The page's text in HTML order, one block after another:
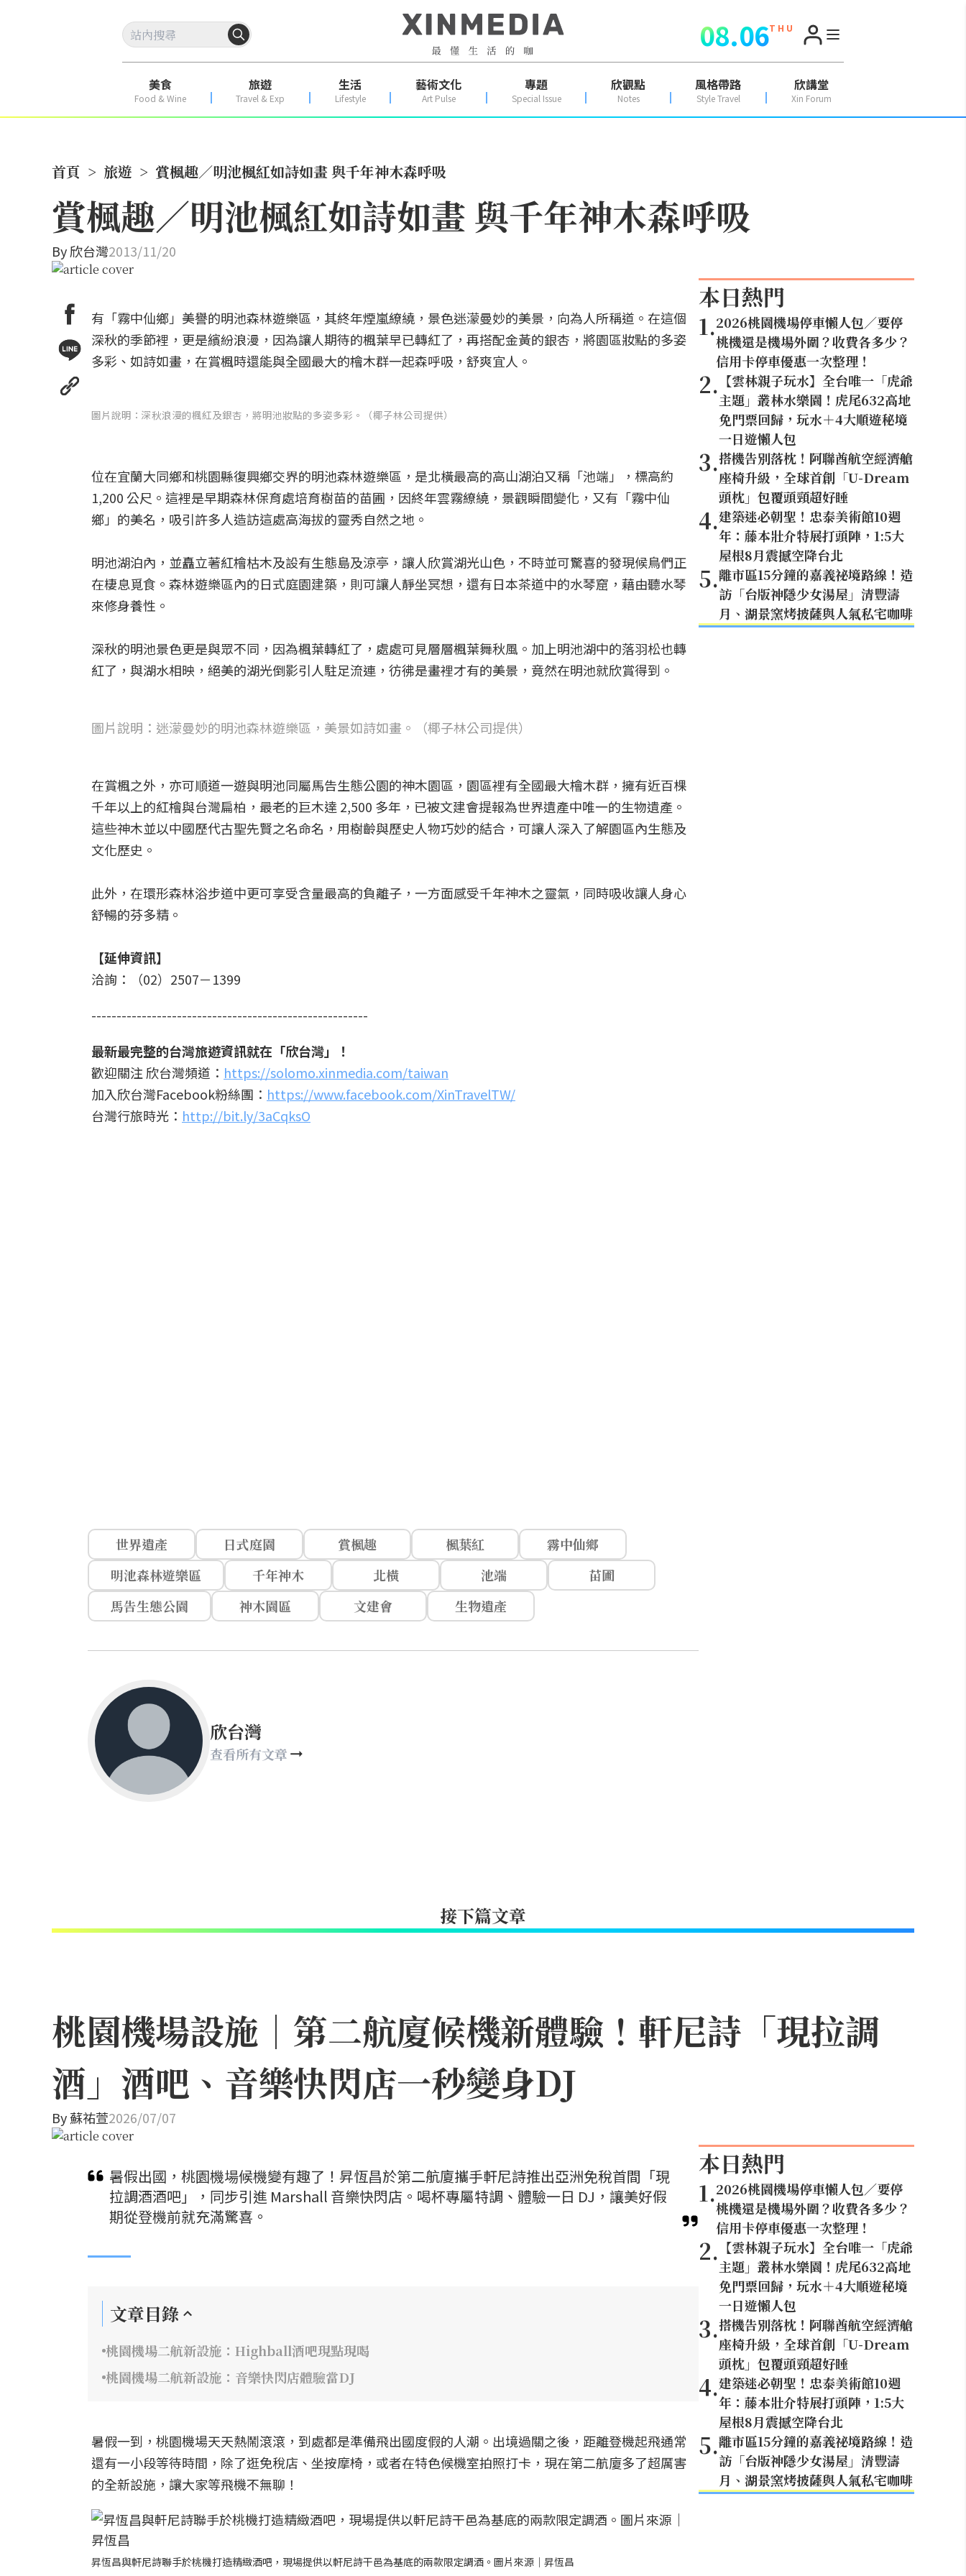
08.06T H U
美食
Food & Wine
旅遊
Travel & Exp
生活
Lifestyle
藝術文化
Art Pulse
專題
Special Issue
欣觀點
Notes
風格帶路
Style Travel
欣講堂
Xin Forum
首頁 > 旅遊 > 賞楓趣／明池楓紅如詩如畫 與千年神木森呼吸
賞楓趣／明池楓紅如詩如畫 與千年神木森呼吸
By欣台灣2013/11/20
有「霧中仙鄉」美譽的明池森林遊樂區，其終年煙嵐繚繞，景色迷濛曼妙的美景，向為人所稱道。在這個
深秋的季節裡，更是繽紛浪漫，因為讓人期待的楓葉早已轉紅了，再搭配金黃的銀杏，將園區妝點的多姿
多彩、如詩如畫，在賞楓時還能與全國最大的檜木群一起森呼吸，舒爽宜人。
圖片說明：深秋浪漫的楓紅及銀杏，將明池妝點的多姿多彩。（椰子林公司提供）
位在宜蘭大同鄉和桃園縣復興鄉交界的明池森林遊樂區，是北橫最高的高山湖泊又稱「池端」，標高約
1,200 公尺。這裡是早期森林保育處培育樹苗的苗圃，因終年雲霧繚繞，景觀瞬間變化，又有「霧中仙
鄉」的美名，吸引許多人造訪這處高海拔的靈秀自然之地。
明池湖泊內，並矗立著紅檜枯木及設有生態島及涼亭，讓人欣賞湖光山色，不時並可驚喜的發現候鳥們正
在棲息覓食。森林遊樂區內的日式庭園建築，則可讓人靜坐冥想，還有日本茶道中的水琴窟，藉由聽水琴
來修身養性。
深秋的明池景色更是與眾不同，因為楓葉轉紅了，處處可見層層楓葉舞秋風。加上明池湖中的落羽松也轉
紅了，與湖水相映，絕美的湖光倒影引人駐足流連，彷彿是畫裡才有的美景，竟然在明池就欣賞得到。
圖片說明：迷濛曼妙的明池森林遊樂區，美景如詩如畫。（椰子林公司提供）
在賞楓之外，亦可順道一遊與明池同屬馬告生態公園的神木園區，園區裡有全國最大檜木群，擁有近百棵
千年以上的紅檜與台灣扁柏，最老的巨木達 2,500 多年，已被文建會提報為世界遺產中唯一的生物遺產。
這些神木並以中國歷代古聖先賢之名命名，用樹齡與歷史人物巧妙的結合，可讓人深入了解園區內生態及
文化歷史。
此外，在環形森林浴步道中更可享受含量最高的負離子，一方面感受千年神木之靈氣，同時吸收讓人身心
舒暢的芬多精。
【延伸資訊】
洽詢：（02）2507－1399
-------------------------------------------------------
最新最完整的台灣旅遊資訊就在「欣台灣」！
歡迎關注 欣台灣頻道： https://solomo.xinmedia.com/taiwan
加入欣台灣Facebook粉絲團： https://www.facebook.com/XinTravelTW/
台灣行旅時光： http://bit.ly/3aCqksO
世界遺產 日式庭園 賞楓趣 楓葉紅
霧中仙鄉
明池森林遊樂區
千年神木 北橫 池端
苗圃
馬告生態公園
神木園區 文建會 生物遺產
欣台灣
查看所有文章
本日熱門
1.2026桃園機場停車懶人包／要停
桃機還是機場外圍？收費各多少？
信用卡停車優惠一次整理！
2. 【雲林親子玩水】全台唯一「虎爺
主題」叢林水樂園！虎尾632高地
免門票回歸，玩水＋4大順遊秘境
一日遊懶人包
3.搭機告別落枕！阿聯酋航空經濟艙
座椅升級，全球首創「U-Dream
頭枕」包覆頭頸超好睡
4.建築迷必朝聖！忠泰美術館10週
年：藤本壯介特展打頭陣，1:5大
屋根8月震撼空降台北
5.離市區15分鐘的嘉義祕境路線！造
訪「台版神隱少女湯屋」清豐濤
月、湖景窯烤披薩與人氣私宅咖啡
接下篇文章
桃園機場設施｜第二航廈候機新體驗！軒尼詩「現拉調
酒」酒吧、音樂快閃店一秒變身DJ
By蘇祐萱2026/07/07
暑假出國，桃園機場候機變有趣了！昇恆昌於第二航廈攜手軒尼詩推出亞洲免稅首間「現
拉調酒酒吧」，同步引進 Marshall 音樂快閃店。喝杯專屬特調、體驗一日 DJ，讓美好假
期從登機前就充滿驚喜。
文章目錄
桃園機場二航新設施：Highball酒吧現點現喝
桃園機場二航新設施：音樂快閃店體驗當DJ
暑假一到，桃園機場天天熱鬧滾滾，到處都是準備飛出國度假的人潮。出境過關之後，距離登機起飛通常
還有一小段等待時間，除了逛免稅店、坐按摩椅，或者在特色候機室拍照打卡，現在第二航廈多了超厲害
的全新設施，讓大家等飛機不無聊！
昇恆昌與軒尼詩聯手於桃機打造精緻酒吧，現場提供以軒尼詩干邑為基底的兩款限定調酒。圖片來源｜昇恆昌
本日熱門
1.2026桃園機場停車懶人包／要停
桃機還是機場外圍？收費各多少？
信用卡停車優惠一次整理！
2. 【雲林親子玩水】全台唯一「虎爺
主題」叢林水樂園！虎尾632高地
免門票回歸，玩水＋4大順遊秘境
一日遊懶人包
3.搭機告別落枕！阿聯酋航空經濟艙
座椅升級，全球首創「U-Dream
頭枕」包覆頭頸超好睡
4.建築迷必朝聖！忠泰美術館10週
年：藤本壯介特展打頭陣，1:5大
屋根8月震撼空降台北
5.離市區15分鐘的嘉義祕境路線！造
訪「台版神隱少女湯屋」清豐濤
月、湖景窯烤披薩與人氣私宅咖啡